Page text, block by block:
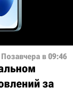
Позавчера в 09:46
за